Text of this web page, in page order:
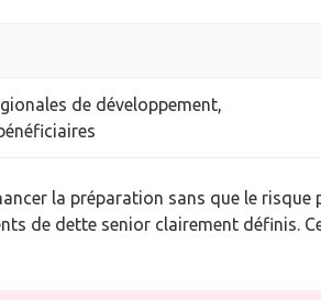
de développement,
la préparation sans que le
de dette senior clairement définis.